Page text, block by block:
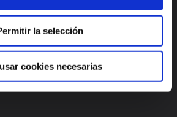
la selección
cookies necesarias